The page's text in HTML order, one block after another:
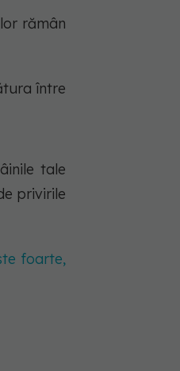
rămân
între
tale
privirile
foarte,